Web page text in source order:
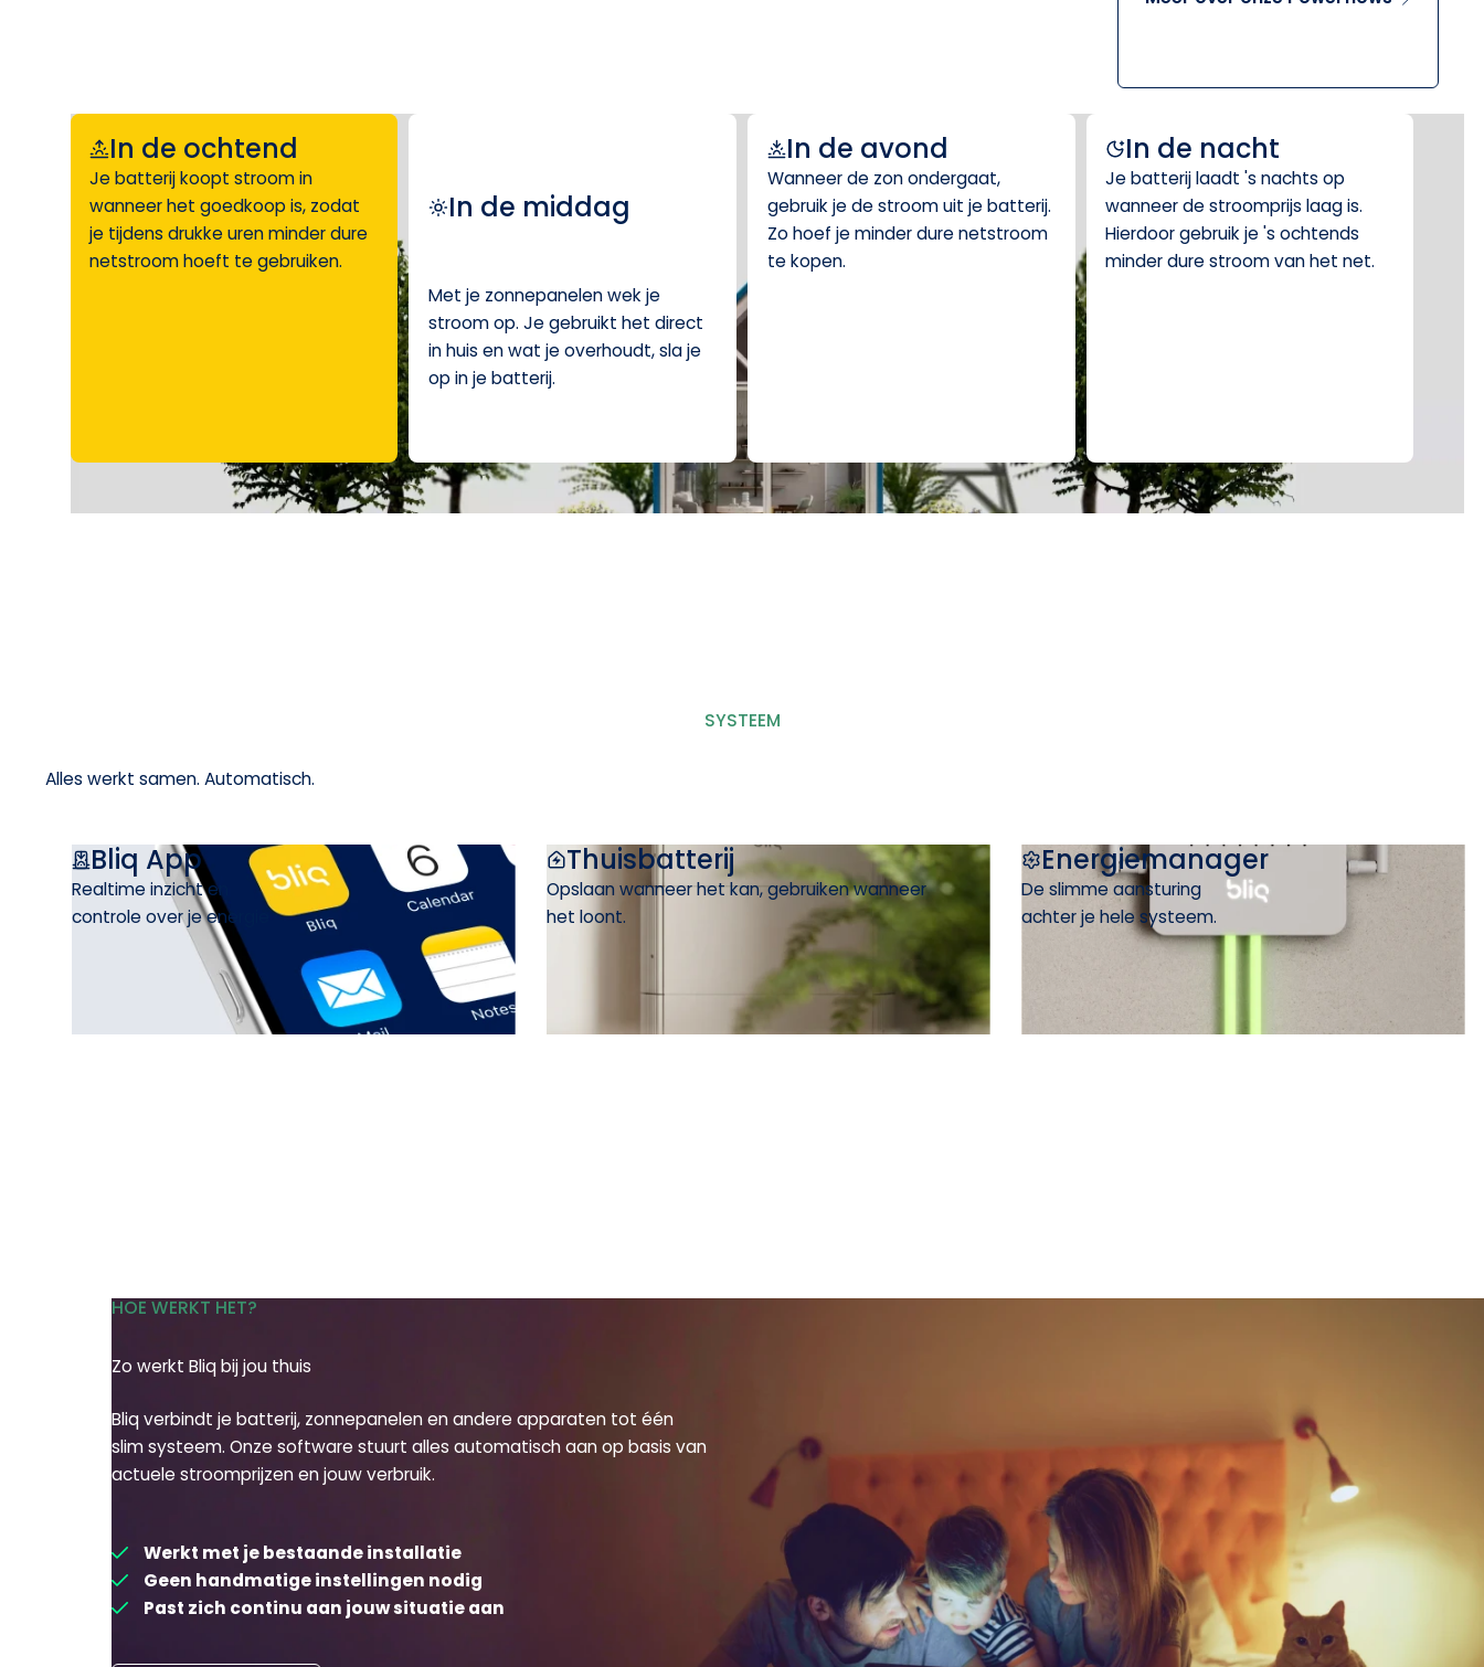
In de ochtend
Je batterij koopt stroom in
wanneer het goedkoop is, zodat
je tijdens drukke uren minder dure
netstroom hoeft te gebruiken.
In de middag
Met je zonnepanelen wek je
stroom op. Je gebruikt het direct
in huis en wat je overhoudt, sla je
op in je batterij.
In de avond
Wanneer de zon ondergaat,
gebruik je de stroom uit je batterij.
Zo hoef je minder dure netstroom
te kopen.
In de nacht
Je batterij laadt 's nachts op
wanneer de stroomprijs laag is.
Hierdoor gebruik je 's ochtends
minder dure stroom van het net.
SYSTEEM
Alles werkt samen. Automatisch.
Bliq App
Realtime inzicht en
controle over je energie
Thuisbatterij
Opslaan wanneer het kan, gebruiken wanneer
het loont.
Energiemanager
De slimme aansturing
achter je hele systeem.
HOE WERKT HET?
Zo werkt Bliq bij jou thuis
Bliq verbindt je batterij, zonnepanelen en andere apparaten tot één
slim systeem. Onze software stuurt alles automatisch aan op basis van
actuele stroomprijzen en jouw verbruik.
Werkt met je bestaande installatie
Geen handmatige instellingen nodig
Past zich continu aan jouw situatie aan